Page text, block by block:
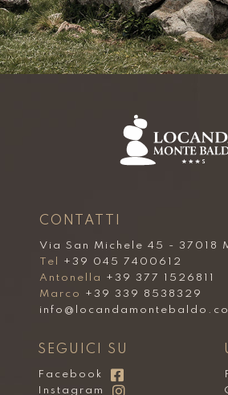
CONTATTI
Via San Michele 45 - 37018
Tel
+39 045 7400612
Antonella
+39 377 1526811
Marco
+39 339 8538329
SEGUICI SU
Facebook
Instagram